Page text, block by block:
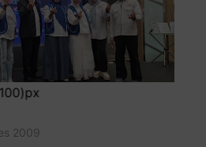
2009